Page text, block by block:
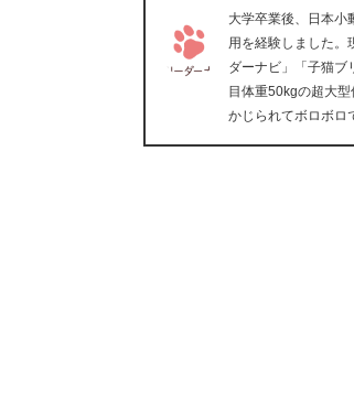
大学卒業後、日本小
用を経験しました。
ダーナビ」「子猫ブ
目体重50kgの超大
かじられてボロボロ